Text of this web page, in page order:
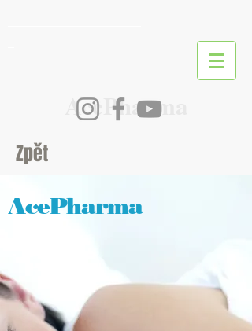
AcePharma
Zpět
AcePharma